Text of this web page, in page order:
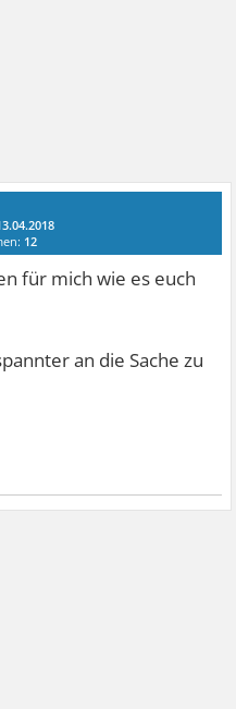
12
für mich wie es euch
an die Sache zu